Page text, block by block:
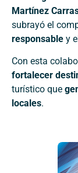
Martínez
subrayó el
responsable y
Con esta
fortalecer
turístico que
locales.